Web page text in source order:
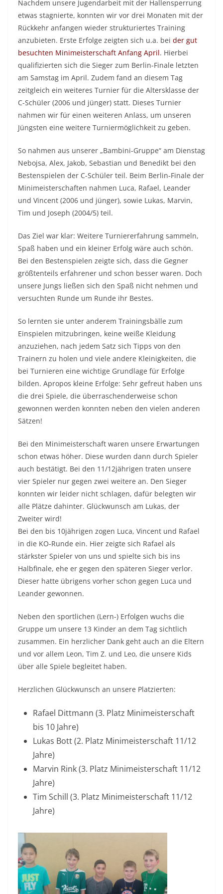
Nachdem unsere Jugendarbeit mit der Hallensperrung
etwas stagnierte, konnten wir vor drei Monaten mit der
Rückkehr anfangen wieder strukturiertes Training
anzubieten. Erste Erfolge zeigten sich u.a. bei der gut
besuchten Minimeisterschaft Anfang April. Hierbei
qualifizierten sich die Sieger zum Berlin-Finale letzten
am Samstag im April. Zudem fand an diesem Tag
zeitgleich ein weiteres Turnier für die Altersklasse der
C-Schüler (2006 und jünger) statt. Dieses Turnier
nahmen wir für einen weiteren Anlass, um unseren
Jüngsten eine weitere Turniermöglichkeit zu geben.
So nahmen aus unserer „Bambini-Gruppe“ am Dienstag
Nebojsa, Alex, Jakob, Sebastian und Benedikt bei den
Bestenspielen der C-Schüler teil. Beim Berlin-Finale der
Minimeisterschaften nahmen Luca, Rafael, Leander
und Vincent (2006 und jünger), sowie Lukas, Marvin,
Tim und Joseph (2004/5) teil.
Das Ziel war klar: Weitere Turniererfahrung sammeln,
Spaß haben und ein kleiner Erfolg wäre auch schön.
Bei den Bestenspielen zeigte sich, dass die Gegner
größtenteils erfahrener und schon besser waren. Doch
unsere Jungs ließen sich den Spaß nicht nehmen und
versuchten Runde um Runde ihr Bestes.
So lernten sie unter anderem Trainingsbälle zum
Einspielen mitzubringen, keine weiße Kleidung
anzuziehen, nach jedem Satz sich Tipps von den
Trainern zu holen und viele andere Kleinigkeiten, die
bei Turnieren eine wichtige Grundlage für Erfolge
bilden. Apropos kleine Erfolge: Sehr gefreut haben uns
die drei Spiele, die überraschenderweise schon
gewonnen werden konnten neben den vielen anderen
Sätzen!
Bei den Minimeisterschaft waren unsere Erwartungen
schon etwas höher. Diese wurden dann durch Spieler
auch bestätigt. Bei den 11/12jährigen traten unsere
vier Spieler nur gegen zwei weitere an. Den Sieger
konnten wir leider nicht schlagen, dafür belegten wir
alle Plätze dahinter. Glückwunsch am Lukas, der
Zweiter wird!
Bei den bis 10jährigen zogen Luca, Vincent und Rafael
in die KO-Runde ein. Hier zeigte sich Rafael als
stärkster Spieler von uns und spielte sich bis ins
Halbfinale, ehe er gegen den späteren Sieger verlor.
Dieser hatte übrigens vorher schon gegen Luca und
Leander gewonnen.
Neben den sportlichen (Lern-) Erfolgen wuchs die
Gruppe um unsere 13 Kinder an dem Tag sichtlich
zusammen. Ein herzlicher Dank geht auch an die Eltern
und vor allem Leon, Tim Z. und Leo, die unsere Kids
über alle Spiele begleitet haben.
Herzlichen Glückwunsch an unsere Platzierten:
Rafael Dittmann (3. Platz Minimeisterschaft
bis 10 Jahre)
Lukas Bott (2. Platz Minimeisterschaft 11/12
Jahre)
Marvin Rink (3. Platz Minimeisterschaft 11/12
Jahre)
Tim Schill (3. Platz Minimeisterschaft 11/12
Jahre)